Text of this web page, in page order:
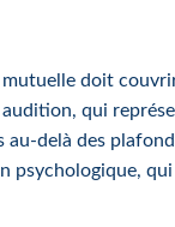
doit
qui
delà des
qui